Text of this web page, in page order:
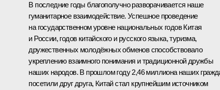
В последние годы благополучно разворачивается наше
гуманитарное взаимодействие. Успешное проведение
на государственном уровне национальных годов Китая
и России, годов китайского и русского языка, туризма,
дружественных молодёжных обменов способствовало
укреплению взаимного понимания и традиционной дружбы
наших народов. В прошлом году 2,46 миллиона наших
посетили друг друга, Китай стал крупнейшим источником